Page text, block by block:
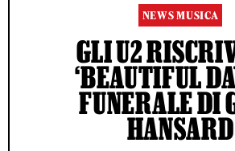
NEWS MUSICA
GLI U2
‘BEAUTIFUL
FUNERALE DI
HANSARD